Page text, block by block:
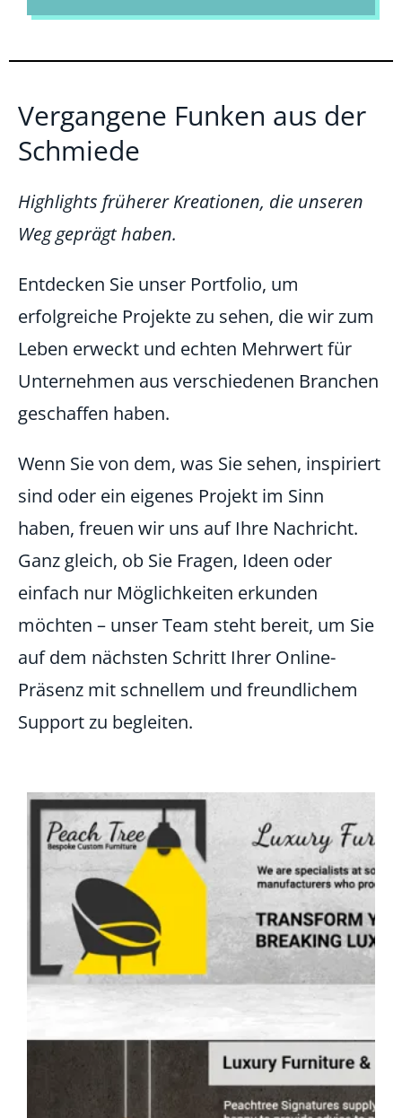
Vergangene Funken aus der
Schmiede
Highlights früherer Kreationen, die unseren
Weg geprägt haben.
Entdecken Sie unser Portfolio, um
erfolgreiche Projekte zu sehen, die wir zum
Leben erweckt und echten Mehrwert für
Unternehmen aus verschiedenen Branchen
geschaffen haben.
Wenn Sie von dem, was Sie sehen, inspiriert
sind oder ein eigenes Projekt im Sinn
haben, freuen wir uns auf Ihre Nachricht.
Ganz gleich, ob Sie Fragen, Ideen oder
einfach nur Möglichkeiten erkunden
möchten – unser Team steht bereit, um Sie
auf dem nächsten Schritt Ihrer Online-
Präsenz mit schnellem und freundlichem
Support zu begleiten.